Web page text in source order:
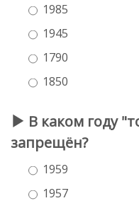
1985
1945
1790
1850
В каком году
запрещён?
1959
1957